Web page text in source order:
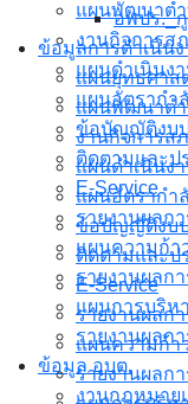
อพปร._
ข้อมูลการดำเนิน
แผนยุทธศาส
แผนพัฒนาตำ
งานกิจการส
แผนดำเนินง
แผนอัตรากำ
ข้อบัญญัติงบ
ติดตามและป
E-Service
รายงานผลก
แผนความก้า
รายงานผลก
แผนพัฒนาตำ
งานกิจการส
แผนดำเนินง
แผนอัตรากำ
ข้อบัญญัติงบ
ติดตามและป
E-Service
รายงานผลก
แผนความก้า
รายงานผลก
แผนการบริ
รายงานผลก
ข้อมูล อบต.
งานกฎหมาย